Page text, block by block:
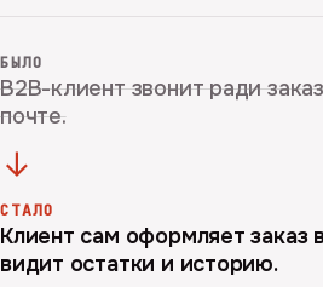
БЫЛО
B2B-клиент звонит ради
почте.
СТАЛО
Клиент сам оформляет заказ
видит остатки и историю.